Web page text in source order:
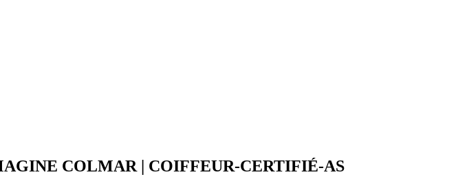
COLMAR | COIFFEUR-CERTIFIÉ-AS